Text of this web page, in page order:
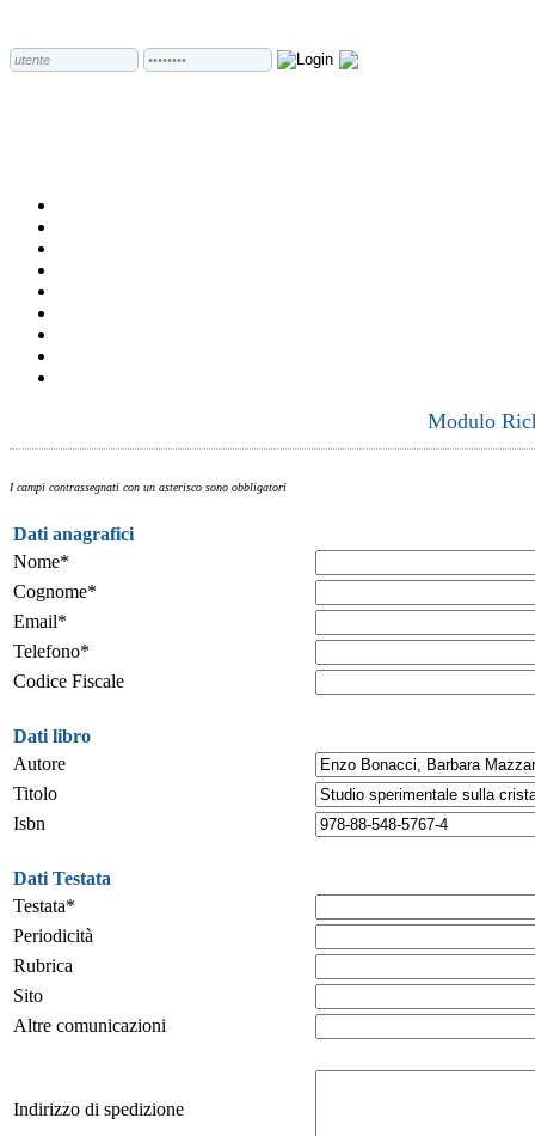
Modulo
I campi contrassegnati con un asterisco sono obbligatori
Dati anagrafici
Nome*
Cognome*
Email*
Telefono*
Codice Fiscale
Dati libro
Autore
Titolo
Isbn
Dati Testata
Testata*
Periodicità
Rubrica
Sito
Altre comunicazioni
Indirizzo di spedizione